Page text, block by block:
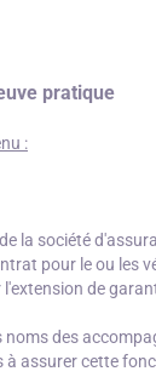
pratique
:
la société
pour le ou les
de
noms des
à assurer cette